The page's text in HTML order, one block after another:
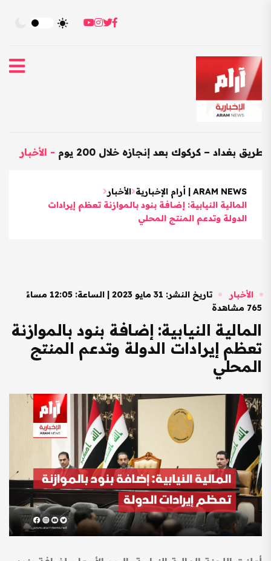
- – كركوك بعد إنجازه خلال 200 يوم -الأخبار
ARAM NEWS | أرام الإخبارية
الأخبار
المالية النيابية: إضافة بنود بالموازنة تعظم إيرادات
الدولة وتدعم المنتج المحلي
الأخبار
تاريخ النشر: 31 مايو 2023 | الساعة: 12:05 مساءً
765 مشاهدة
المالية النيابية: إضافة بنود بالموازنة
تعظم إيرادات الدولة وتدعم المنتج
المحلي